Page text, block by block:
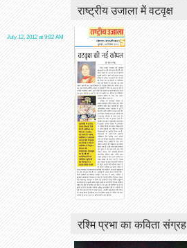
July 12, 2012 at 9:02 AM
राष्ट्रीय उजाला में वटवृक्ष
रश्मि प्रभा का कविता संग्रह